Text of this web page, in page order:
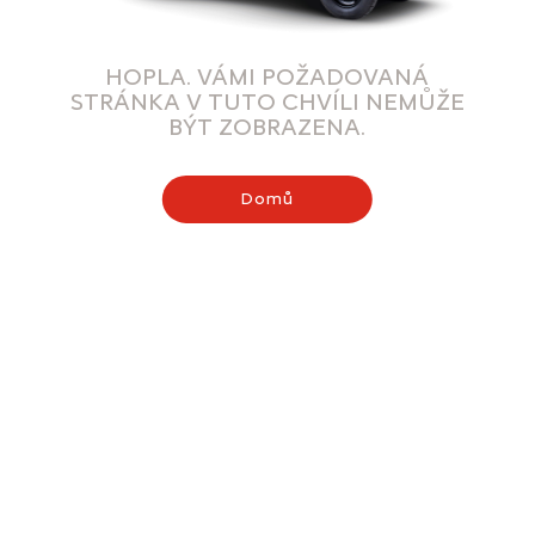
HOPLA. VÁMI POŽADOVANÁ
STRÁNKA V TUTO CHVÍLI NEMŮŽE
BÝT ZOBRAZENA.
Domů